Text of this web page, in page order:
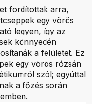
fordítottak arra,
egy vörös
legyen, így az
könnyedén
a felületet. Ez
egy vörös rózsán
szól; egyúttal
a főzés során